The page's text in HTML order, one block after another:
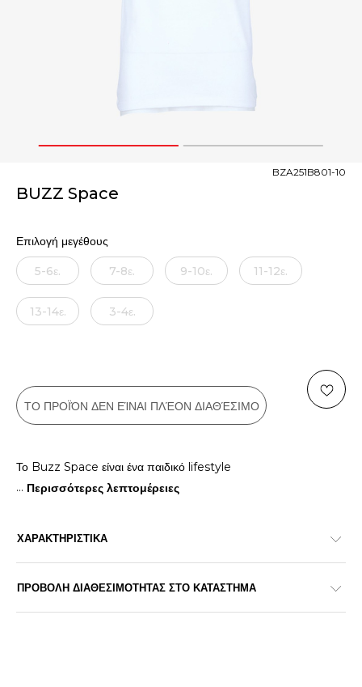
1 2
BUZZ Space
BZA251B801-10
Επιλογή μεγέθους
5-6ε. 7-8ε. 9-10ε. 11-12ε.
13-14ε. 3-4ε.
ΤΟ ΠΡΟΪΌΝ ΔΕΝ ΕΊΝΑΙ ΠΛΈΟΝ ΔΙΑΘΈΣΙΜΟ
Το Buzz Space είναι ένα παιδικό lifestyle
... Περισσότερες λεπτομέρειες
ΧΑΡΑΚΤΗΡΙΣΤΙΚΑ
ΠΡΟΒΟΛΗ ΔΙΑΘΕΣΙΜΟΤΗΤΑΣ ΣΤΟ ΚΑΤΑΣΤΗΜΑ